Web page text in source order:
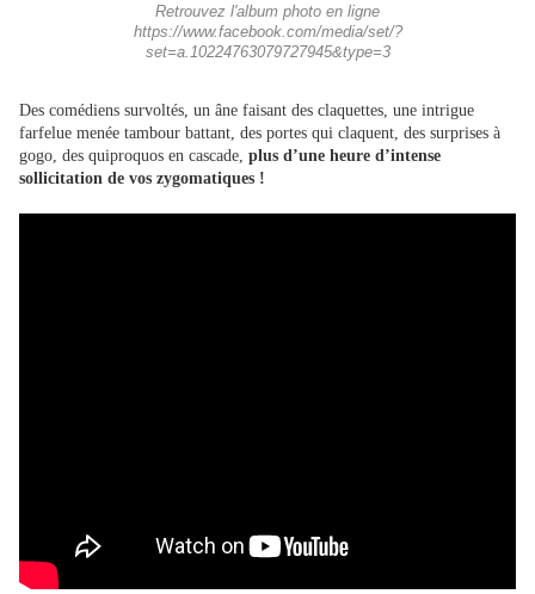
Retrouvez l'album photo en ligne
https://www.facebook.com/media/set/?
set=a.10224763079727945&type=3
Des comédiens survoltés, un âne faisant des claquettes, une intrigue
farfelue menée tambour battant, des portes qui claquent, des surprises à
gogo, des quiproquos en cascade, plus d’une heure d’intense
sollicitation de vos zygomatiques !